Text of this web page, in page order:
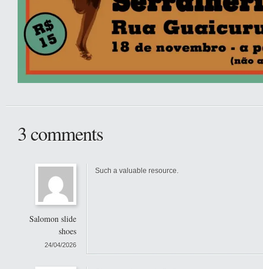
3 comments
Salomon slide
shoes
24/04/2026
Such a valuable resource.